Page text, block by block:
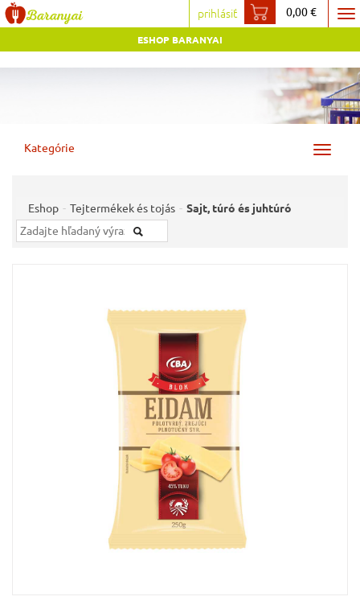
0,00 €
prihlásiť
ESHOP BARANYAI
Kategórie
Toggle
Eshop Tejtermékek és tojás Sajt, túró és juhtúró